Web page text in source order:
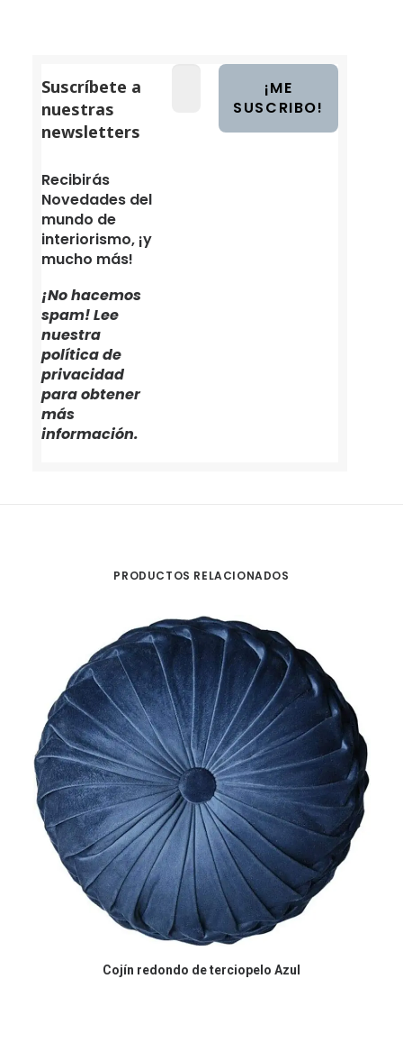
Suscríbete a
nuestras
newsletters
Recibirás
Novedades del
mundo de
interiorismo, ¡y
mucho más!
¡No hacemos
spam! Lee
nuestra
política de
privacidad
para obtener
más
información.
PRODUCTOS RELACIONADOS
COMPRA EN AMAZON
Cojín redondo de terciopelo Azul